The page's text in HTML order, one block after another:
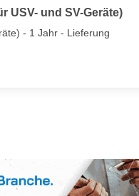
USV- und SV-Geräte)
- 1 Jahr - Lieferung